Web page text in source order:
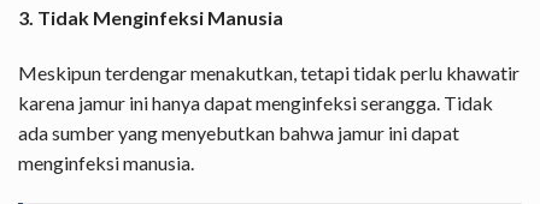
3. Tidak Menginfeksi Manusia
Meskipun terdengar menakutkan, tetapi tidak perlu khawatir
karena jamur ini hanya dapat menginfeksi serangga. Tidak
ada sumber yang menyebutkan bahwa jamur ini dapat
menginfeksi manusia.